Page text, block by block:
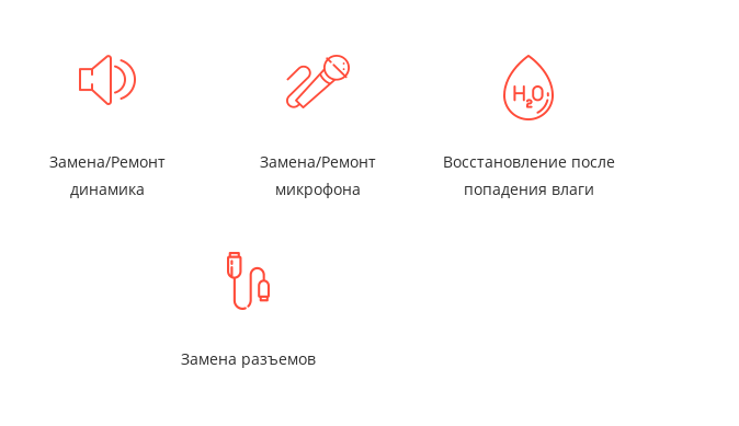
Замена/Ремонт
динамика
Замена/Ремонт
микрофона
Восстановление после
попадения влаги
Замена разъемов